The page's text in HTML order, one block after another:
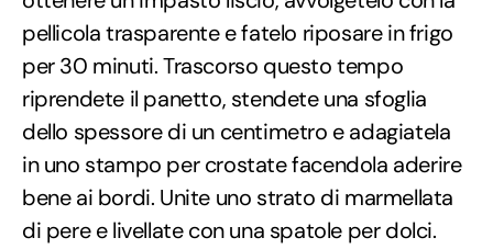
pellicola trasparente e fatelo riposare in frigo
per 30 minuti. Trascorso questo tempo
riprendete il panetto, stendete una sfoglia
dello spessore di un centimetro e adagiatela
in uno stampo per crostate facendola aderire
bene ai bordi. Unite uno strato di marmellata
di pere e livellate con una spatole per dolci.